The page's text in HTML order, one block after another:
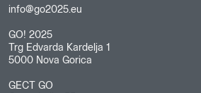
info@go2025.eu
GO! 2025
Trg Edvarda Kardelja 1
5000 Nova Gorica
GECT GO